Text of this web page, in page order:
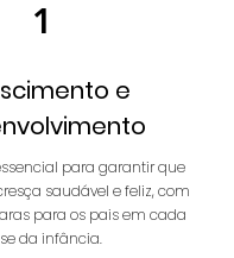
1
e
para garantir que
saudável e feliz, com
para os pais em cada
da infância.